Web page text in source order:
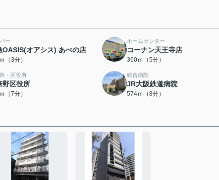
ー
OASIS(オアシス) あべの店
（3分）
ホームセンター
コーナン天王寺店
360ｍ（5分）
・区役所
野区役所
（7分）
総合病院
JR大阪鉄道病院
574ｍ（8分）